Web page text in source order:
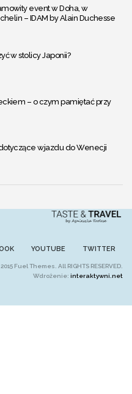
event w Doha, w
– IDAM by Alain Duchesse
w stolicy Japonii?
– o czym pamiętać przy
wjazdu do Wenecji
YOUTUBE TWITTER
Fuel Themes. All RIGHTS RESERVED.
Wdrożenie: interaktywni.net